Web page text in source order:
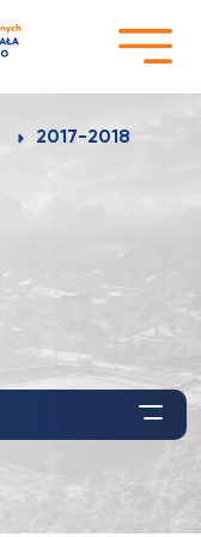
2017-2018